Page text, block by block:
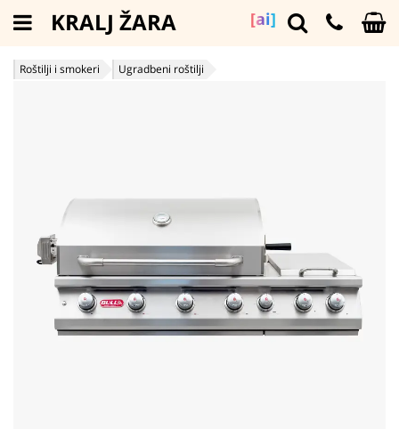
[ai]
KRALJ ŽARA
Roštilji i smokeri Ugradbeni roštilji